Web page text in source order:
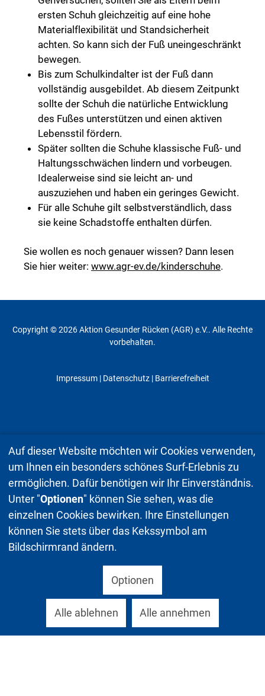
ersten Schuh gleichzeitig auf eine hohe
Materialflexibilität und Standsicherheit
achten. So kann sich der Fuß uneingeschränkt
bewegen.
Bis zum Schulkindalter ist der Fuß dann
vollständig ausgebildet. Ab diesem Zeitpunkt
sollte der Schuh die natürliche Entwicklung
des Fußes unterstützen und einen aktiven
Lebensstil fördern.
Später sollten die Schuhe klassische Fuß- und
Haltungsschwächen lindern und vorbeugen.
Idealerweise sind sie leicht an- und
auszuziehen und haben ein geringes Gewicht.
Für alle Schuhe gilt selbstverständlich, dass
sie keine Schadstoffe enthalten dürfen.
Sie wollen es noch genauer wissen? Dann lesen
Sie hier weiter: www.agr-ev.de/kinderschuhe.
Copyright © 2026 Aktion Gesunder Rücken (AGR) e.V.. Alle Rechte
vorbehalten.
Impressum| Datenschutz| Barrierefreiheit
Auf dieser Website möchten wir Cookies verwenden,
um Ihnen ein besonders schönes Surf-Erlebnis zu
ermöglichen. Dafür benötigen wir Ihr Einverständnis.
Unter "Optionen" können Sie sehen, was die
einzelnen Cookies bewirken. Ihre Einstellungen
können Sie stets über das Kekssymbol am
Bildschirmrand ändern.
Optionen
Alle ablehnen Alle annehmen